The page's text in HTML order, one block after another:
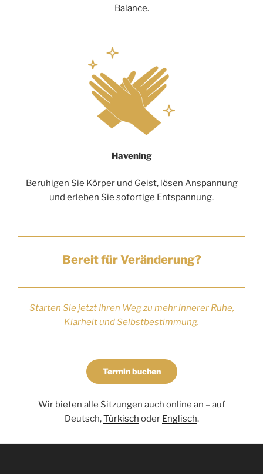
Balance.
Havening
Beruhigen Sie Körper und Geist, lösen Anspannung
und erleben Sie sofortige Entspannung.
Bereit für Veränderung?
Starten Sie jetzt Ihren Weg zu mehr innerer Ruhe,
Klarheit und Selbstbestimmung.
Termin buchen
Wir bieten alle Sitzungen auch online an – auf
Deutsch,Türkisch oder Englisch.